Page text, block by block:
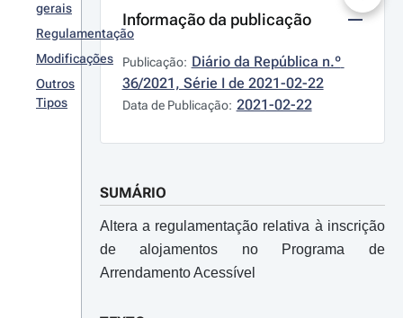
gerais
Regulamentação
Modificações
Outros
Tipos
Informação da publicação
Publicação: Diário da República n.º
36/2021, Série I de 2021-02-22
Data de Publicação: 2021-02-22
SUMÁRIO
Altera a regulamentação relativa à inscrição
de alojamentos no Programa de
Arrendamento Acessível